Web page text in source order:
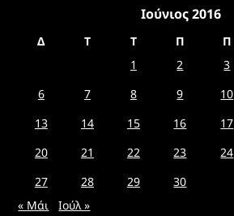
Ιούνιος 2016
Δ Τ Τ Π Π
1
2 3
6
7 8 9 10
13
14 15 16 17
20
21 22 23 24
27
28 29
30
« Μάι
Ιούλ »